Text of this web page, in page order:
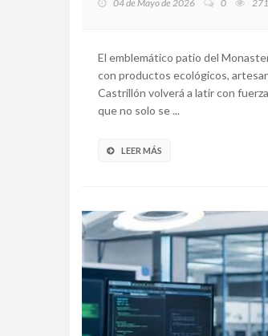
04 de Mayo de 2026 0
El emblemático patio del
con productos ecológicos,
Castrillón volverá a latir con
que no solo se ...
LEER MÁS